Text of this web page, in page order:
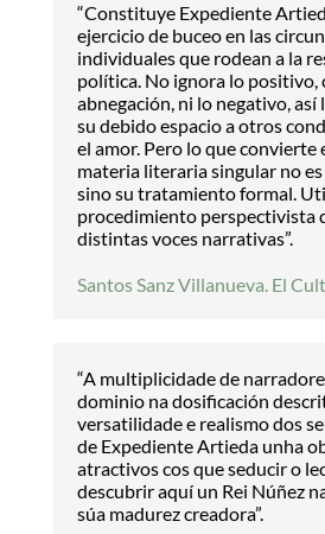
“Constituye Expediente
ejercicio de buceo en las
individuales que rodean a la
política. No ignora lo positivo,
abnegación, ni lo negativo, así
su debido espacio a otros
el amor. Pero lo que convierte
materia literaria singular no
sino su tratamiento formal.
procedimiento perspectivista
distintas voces narrativas”.
Santos Sanz Villanueva. El
“A multiplicidade de
dominio na dosificación
versatilidade e realismo dos
de Expediente Artieda unha
atractivos cos que seducir o
descubrir aquí un Rei Núñez
súa madurez creadora”.